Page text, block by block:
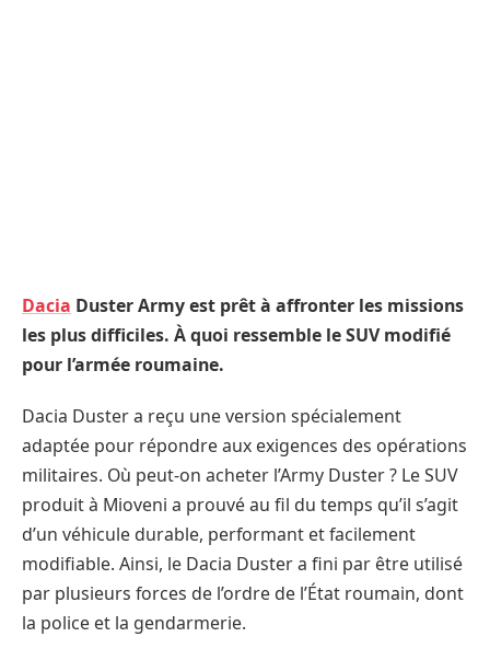
Dacia Duster Army est prêt à affronter les missions
les plus difficiles. À quoi ressemble le SUV modifié
pour l’armée roumaine.
Dacia Duster a reçu une version spécialement
adaptée pour répondre aux exigences des opérations
militaires. Où peut-on acheter l’Army Duster ? Le SUV
produit à Mioveni a prouvé au fil du temps qu’il s’agit
d’un véhicule durable, performant et facilement
modifiable. Ainsi, le Dacia Duster a fini par être utilisé
par plusieurs forces de l’ordre de l’État roumain, dont
la police et la gendarmerie.